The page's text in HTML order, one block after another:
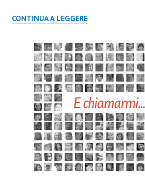
CONTINUA A LEGGERECALENDARIO
SANT’INNOCENTI
2020